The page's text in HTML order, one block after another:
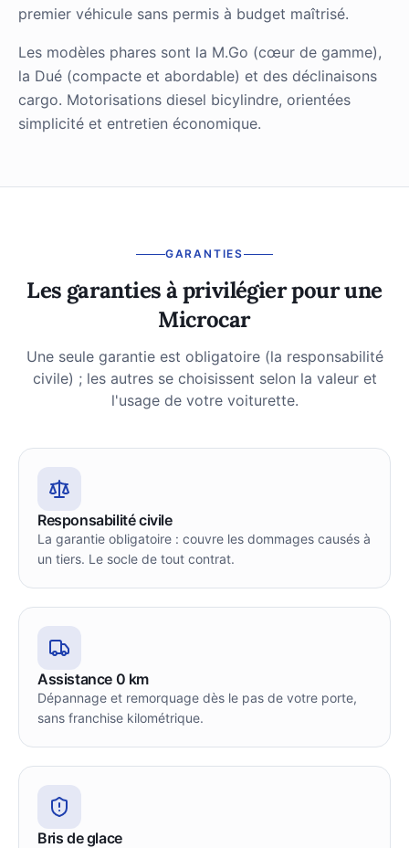
premier véhicule sans permis à budget maîtrisé.
Les modèles phares sont la M.Go (cœur de gamme),
la Dué (compacte et abordable) et des déclinaisons
cargo. Motorisations diesel bicylindre, orientées
simplicité et entretien économique.
GARANTIES
Les garanties à privilégier pour une
Microcar
Une seule garantie est obligatoire (la responsabilité
civile) ; les autres se choisissent selon la valeur et
l'usage de votre voiturette.
Responsabilité civile
La garantie obligatoire : couvre les dommages causés à
un tiers. Le socle de tout contrat.
Assistance 0 km
Dépannage et remorquage dès le pas de votre porte,
sans franchise kilométrique.
Bris de glace